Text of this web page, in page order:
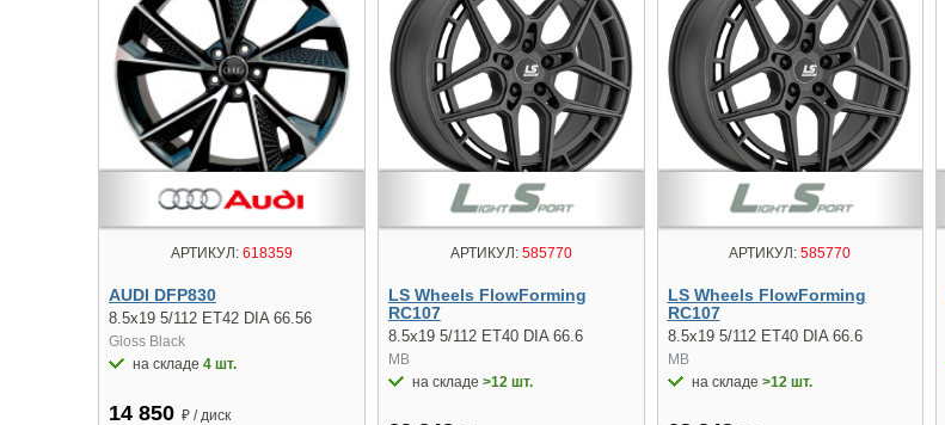
АРТИКУЛ:618359
AUDI DFP830
8.5x19 5/112 ET42 DIA 66.56
Gloss Black
на складе 4 шт.
14 850 ₽ / диск
АРТИКУЛ:585770
LS Wheels FlowForming
RC107
8.5x19 5/112 ET40 DIA 66.6
MB
на складе >12 шт.
АРТИКУЛ: 585770
LS Wheels FlowForming
RC107
8.5x19 5/112 ET40 DIA 66.6
MB
на складе >12 шт.